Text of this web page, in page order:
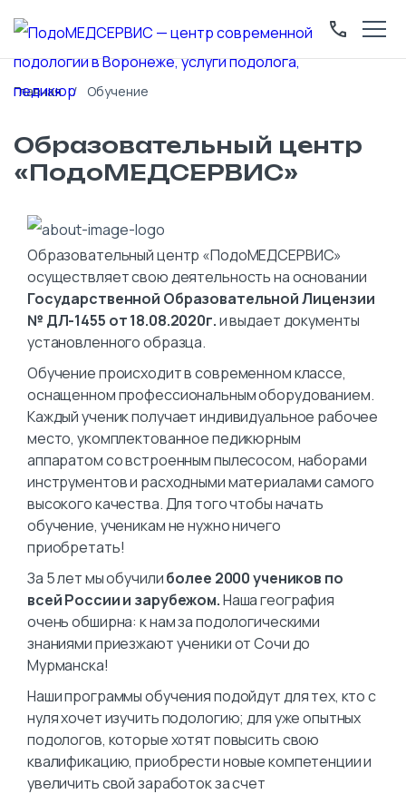
Главная Обучение
Образовательный центр
«ПодоМЕДСЕРВИС»
Образовательный центр «ПодоМЕДСЕРВИС»
осуществляет свою деятельность на основании
Государственной Образовательной Лицензии
№ ДЛ-1455 от 18.08.2020г.и выдает документы
установленного образца.
Обучение происходит в современном классе,
оснащенном профессиональным оборудованием.
Каждый ученик получает индивидуальное рабочее
место, укомплектованное педикюрным
аппаратом со встроенным пылесосом, наборами
инструментов и расходными материалами самого
высокого качества. Для того чтобы начать
обучение, ученикам не нужно ничего
приобретать!
За 5 лет мы обучилиболее 2000 учеников по
всей России и зарубежом.Наша география
очень обширна: к нам за подологическими
знаниями приезжают ученики от Сочи до
Мурманска!
Наши программы обучения подойдут для тех, кто с
нуля хочет изучить подологию; для уже опытных
подологов, которые хотят повысить свою
квалификацию, приобрести новые компетенции и
увеличить свой заработок за счет